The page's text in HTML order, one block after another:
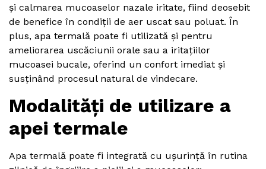
și calmarea mucoaselor nazale iritate, fiind deosebit
de benefice în condiții de aer uscat sau poluat. În
plus, apa termală poate fi utilizată și pentru
ameliorarea uscăciunii orale sau a iritațiilor
mucoasei bucale, oferind un confort imediat și
susținând procesul natural de vindecare.
Modalități de utilizare a
apei termale
Apa termală poate fi integrată cu ușurință în rutina